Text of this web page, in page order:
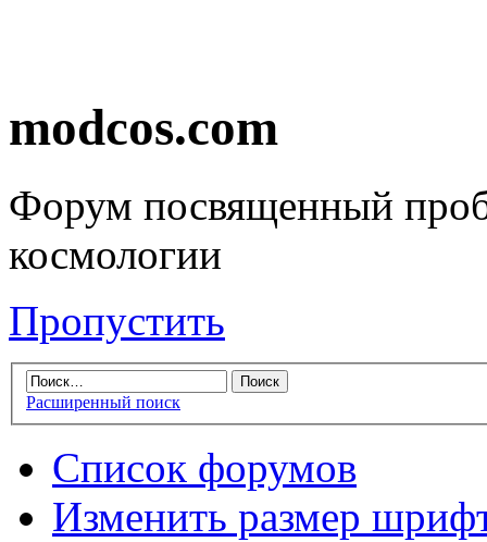
modcos.com
Форум посвященный
космологии
Пропустить
Расширенный поиск
Список форумов
Изменить размер